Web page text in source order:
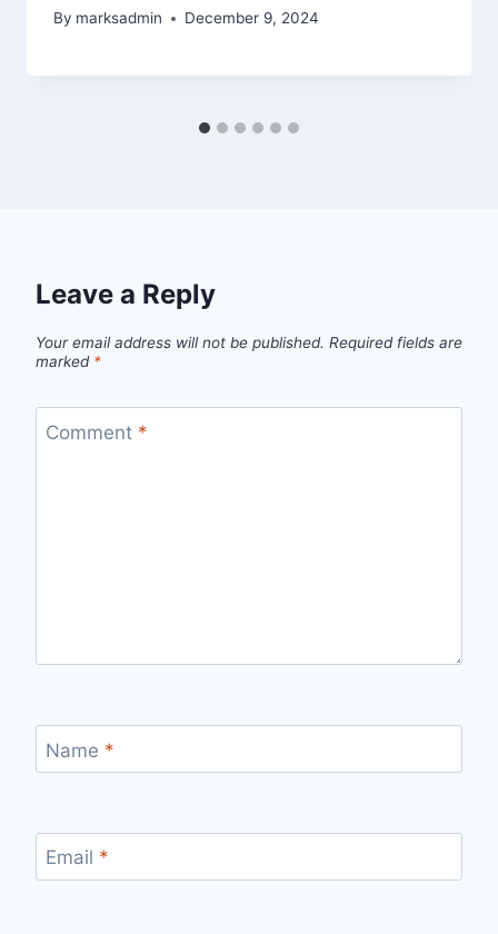
By marksadmin December 9, 2024
Leave a Reply
Your email address will not be published. Required fields are
marked *
Comment *
Name *
Email *